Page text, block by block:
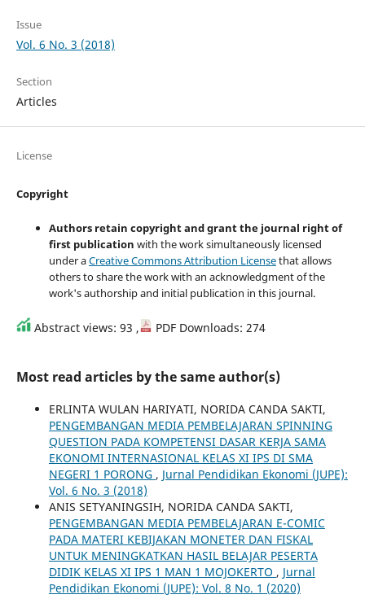
Issue
Vol. 6 No. 3 (2018)
Section
Articles
License
Copyright
Authors retain copyright and grant the journal right of
first publication with the work simultaneously licensed
under aCreative Commons Attribution Licensethat allows
others to share the work with an acknowledgment of the
work's authorship and initial publication in this journal.
Abstract views: 93 , PDF Downloads: 274
Most read articles by the same author(s)
ERLINTA WULAN HARIYATI, NORIDA CANDA SAKTI,
PENGEMBANGAN MEDIA PEMBELAJARAN SPINNING
QUESTION PADA KOMPETENSI DASAR KERJA SAMA
EKONOMI INTERNASIONAL KELAS XI IPS DI SMA
NEGERI 1 PORONG , Jurnal Pendidikan Ekonomi (JUPE):
Vol. 6 No. 3 (2018)
ANIS SETYANINGSIH, NORIDA CANDA SAKTI,
PENGEMBANGAN MEDIA PEMBELAJARAN E-COMIC
PADA MATERI KEBIJAKAN MONETER DAN FISKAL
UNTUK MENINGKATKAN HASIL BELAJAR PESERTA
DIDIK KELAS XI IPS 1 MAN 1 MOJOKERTO , Jurnal
Pendidikan Ekonomi (JUPE): Vol. 8 No. 1 (2020)